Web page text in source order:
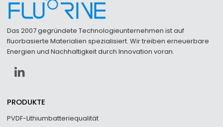
Das 2007 gegründete Technologieunternehmen ist auf
fluorbasierte Materialien spezialisiert. Wir treiben erneuerbare
Energien und Nachhaltigkeit durch Innovation voran.
PRODUKTE
PVDF-Lithiumbatteriequalität